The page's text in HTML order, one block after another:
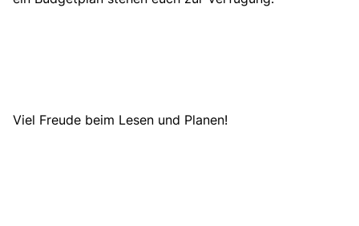
Viel Freude beim Lesen und Planen!